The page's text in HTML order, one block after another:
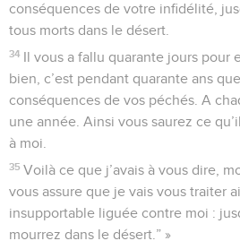
conséquences de votre infidélité,
tous morts dans le désert.
34 Il vous a fallu quarante jours pour
bien, c’est pendant quarante ans
conséquences de vos péchés. A
une année. Ainsi vous saurez ce
à moi.
35 Voilà ce que j’avais à vous dire,
vous assure que je vais vous traiter
insupportable liguée contre moi :
mourrez dans le désert.” »